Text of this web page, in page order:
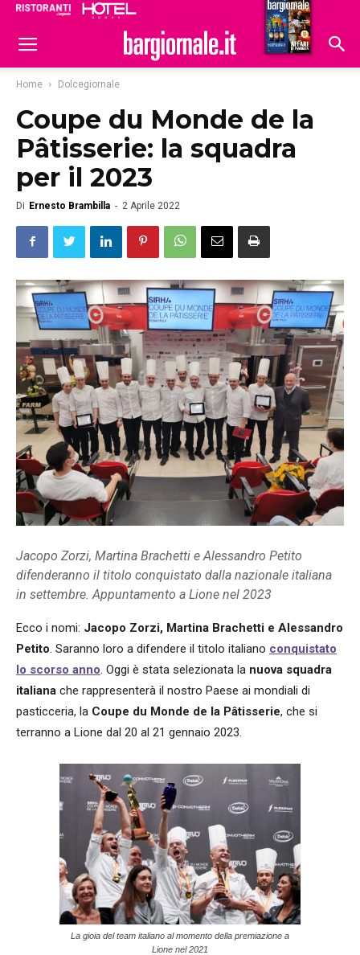
Hoteldomani
Home Dolcegiornale
Coupe du Monde de la
Pâtisserie: la squadra
per il 2023
Di Ernesto Brambilla - 2 Aprile 2022
Jacopo Zorzi, Martina Brachetti e Alessandro Petito
difenderanno il titolo conquistato dalla nazionale italiana
in settembre. Appuntamento a Lione nel 2023
Ecco i nomi: Jacopo Zorzi, Martina Brachetti e Alessandro
Petito. Saranno loro a difendere il titolo italiano conquistato
lo scorso anno. Oggi è stata selezionata la nuova squadra
italiana che rappresenterà il nostro Paese ai mondiali di
pasticceria, la Coupe du Monde de la Pâtisserie, che si
terranno a Lione dal 20 al 21 gennaio 2023.
La gioia del team italiano al momento della premiazione a
Lione nel 2021